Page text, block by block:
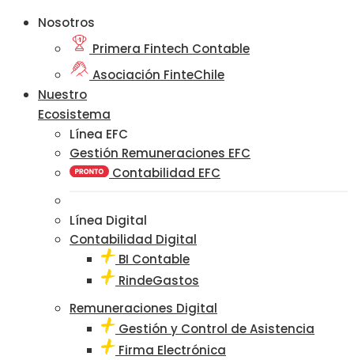
Nosotros
Primera Fintech Contable
Asociación FinteChile
Nuestro
Ecosistema
Línea EFC
Gestión Remuneraciones EFC
Contabilidad EFC
Línea Digital
Contabilidad Digital
BI Contable
RindeGastos
Remuneraciones Digital
Gestión y Control de Asistencia
Firma Electrónica